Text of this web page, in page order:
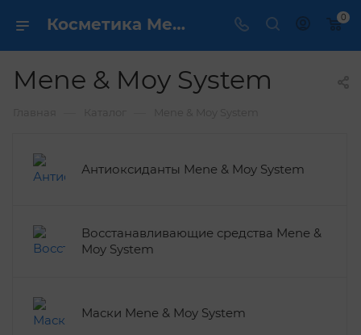
Косметика Mene & Moy System - купить в интернет магазине ✔️ по выгодной цене 0
Mene & Moy System
Антиоксиданты Mene & Moy System
Восстанавливающие средства Mene &
Moy System
Маски Mene & Moy System